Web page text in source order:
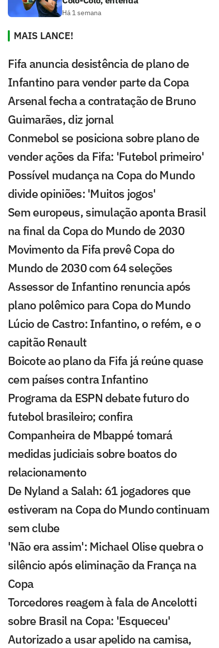
Há 1 semana
MAIS LANCE!
Fifa anuncia desistência de plano de
Infantino para vender parte da Copa
Arsenal fecha a contratação de Bruno
Guimarães, diz jornal
Conmebol se posiciona sobre plano de
vender ações da Fifa: 'Futebol primeiro'
Possível mudança na Copa do Mundo
divide opiniões: 'Muitos jogos'
Sem europeus, simulação aponta Brasil
na final da Copa do Mundo de 2030
Movimento da Fifa prevê Copa do
Mundo de 2030 com 64 seleções
Assessor de Infantino renuncia após
plano polêmico para Copa do Mundo
Lúcio de Castro: Infantino, o refém, e o
capitão Renault
Boicote ao plano da Fifa já reúne quase
cem países contra Infantino
Programa da ESPN debate futuro do
futebol brasileiro; confira
Companheira de Mbappé tomará
medidas judiciais sobre boatos do
relacionamento
De Nyland a Salah: 61 jogadores que
estiveram na Copa do Mundo continuam
sem clube
'Não era assim': Michael Olise quebra o
silêncio após eliminação da França na
Copa
Torcedores reagem à fala de Ancelotti
sobre Brasil na Copa: 'Esqueceu'
Autorizado a usar apelido na camisa,